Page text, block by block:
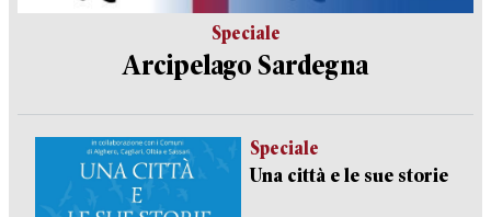
Speciale
Arcipelago Sardegna
Speciale
Una città e le sue storie